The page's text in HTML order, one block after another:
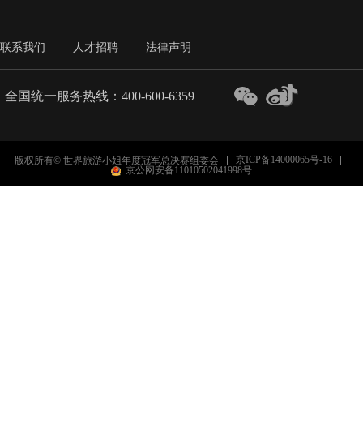
全国统一服务热线：400-600-6359
联系我们 人才招聘 法律声明
版权所有© 世界旅游小姐年度冠军总决赛组委会
京ICP备14000065号-16
京公网安备11010502041998号